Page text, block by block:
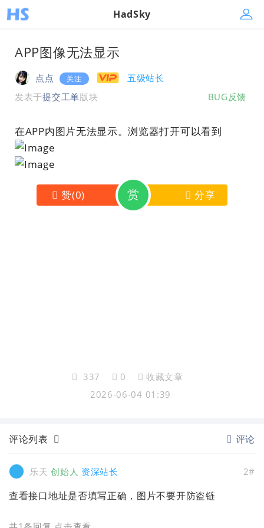
HadSky
APP图像无法显示
点点 关注
五级站长
发表于提交工单版块 BUG反馈
在APP内图片无法显示。浏览器打开可以看到
赞(0) 赏 分享
337 0
收藏文章
2026-06-04 01:39
评论列表 评论
乐天 创始人 资深站长 2#
查看接口地址是否填写正确，图片不要开防盗链